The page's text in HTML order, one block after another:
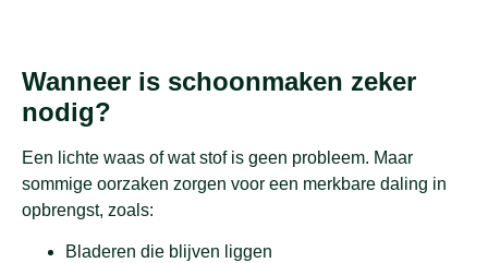
Wanneer is schoonmaken zeker
nodig?
Een lichte waas of wat stof is geen probleem. Maar
sommige oorzaken zorgen voor een merkbare daling in
opbrengst, zoals:
Bladeren die blijven liggen